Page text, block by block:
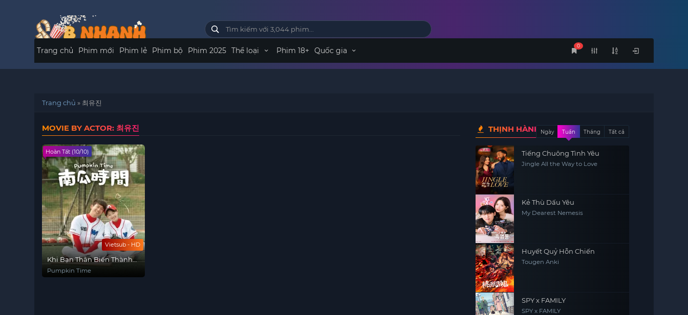
0
Trang chủ Phim mới Phim lẻ Phim bộ Phim 2025 Thể loại Phim 18+ Quốc gia
Trang chủ » 최유진
MOVIE BY ACTOR: 최유진
Vietsub - HD
Hoàn Tất (10/10)
Khi Bạn Thân Biến Thành
Con Gái
Pumpkin Time
THỊNH HÀNHNgày Tuần Tháng Tất cả
Tiếng Chuông Tình Yêu
Jingle All the Way to Love
Kẻ Thù Dấu Yêu
My Dearest Nemesis
Huyết Quỷ Hỗn Chiến
Tougen Anki
SPY x FAMILY
SPY x FAMILY